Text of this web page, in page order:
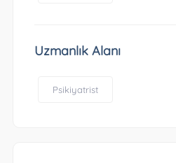
Uzmanlık Alanı
Psikiyatrist